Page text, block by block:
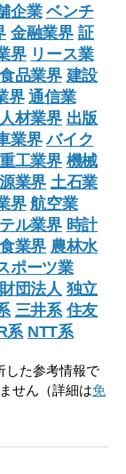
企業 ベンチ
金融業界 証
界 リース業
食品業界 建設
界 通信業
人材業界 出版
業界 バイク
重工業界 機械
業界 土石業
界 航空業
ル業界 時計
業界 農林水
ポーツ業
財団法人 独立
三井系 住友
系 NTT系
した参考情報で
せん（詳細は免